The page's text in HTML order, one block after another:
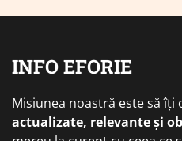
INFO EFORIE
Misiunea noastră este să îți
actualizate, relevante și